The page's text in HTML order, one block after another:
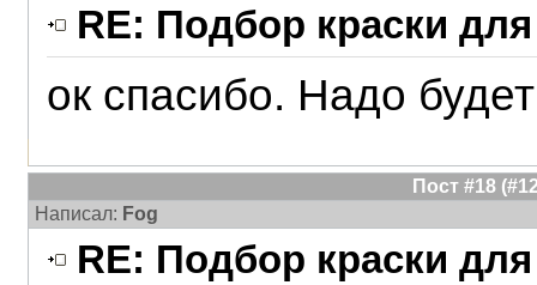
RE: Подбор краски
ок спасибо. Надо
Пост #18
Написал: Fog
RE: Подбор краски